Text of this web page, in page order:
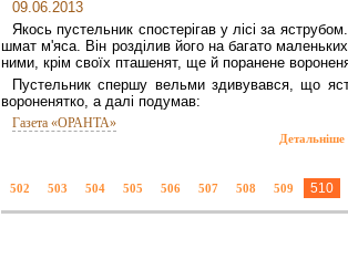
09.06.2013
Якось пустельник спостерігав у лісі за
шмат м'яса. Він розділив його на багато маленьких
ними, крім своїх пташенят, ще й поранене
Пустельник спершу вельми здивувався, що
вороненятко, а далі подумав:
Газета «ОРАНТА»
502 503 504 505 506 507 508 509 510